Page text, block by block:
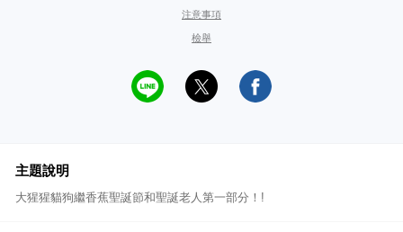
注意事項
檢舉
主題說明
大猩猩貓狗繼香蕉聖誕節和聖誕老人第一部分！!